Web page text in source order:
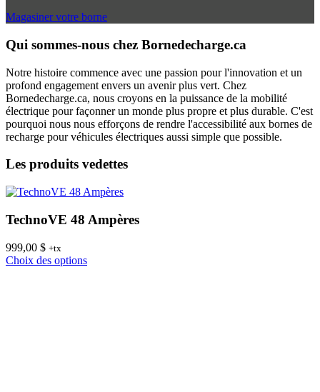
Magasiner votre borne
Qui sommes-nous chez Bornedecharge.ca
Notre histoire commence avec une passion pour l'innovation et un
profond engagement envers un avenir plus vert. Chez
Bornedecharge.ca, nous croyons en la puissance de la mobilité
électrique pour façonner un monde plus propre et plus durable. C'est
pourquoi nous nous efforçons de rendre l'accessibilité aux bornes de
recharge pour véhicules électriques aussi simple que possible.
Les produits vedettes
TechnoVE 48 Ampères
999,00 $ +tx
Choix des optionsCe